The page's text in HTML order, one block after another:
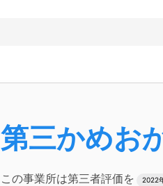
第三かめお
この事業所は第三者評価を 2022